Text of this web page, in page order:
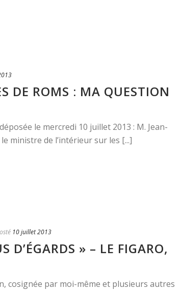
DE ROMS : MA QUESTION
le mercredi 10 juillet 2013 : M. Jean-
ministre de l’intérieur sur les [...]
10 juillet 2013
D’ÉGARDS » – LE FIGARO,
cosignée par moi-même et plusieurs autres